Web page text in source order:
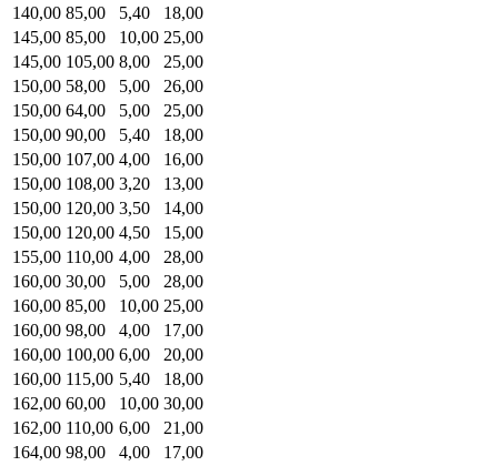
140,00 85,00 5,40
18,00
145,00 85,00 10,00 25,00
145,00 105,00 8,00
25,00
150,00 58,00 5,00
26,00
150,00 64,00 5,00
25,00
150,00 90,00 5,40
18,00
150,00 107,00 4,00
16,00
150,00 108,00 3,20
13,00
150,00 120,00 3,50
14,00
150,00 120,00 4,50
15,00
155,00 110,00 4,00
28,00
160,00 30,00 5,00
28,00
160,00 85,00 10,00 25,00
160,00 98,00 4,00
17,00
160,00 100,00 6,00
20,00
160,00 115,00 5,40
18,00
162,00 60,00 10,00 30,00
162,00 110,00 6,00
21,00
164,00 98,00 4,00
17,00